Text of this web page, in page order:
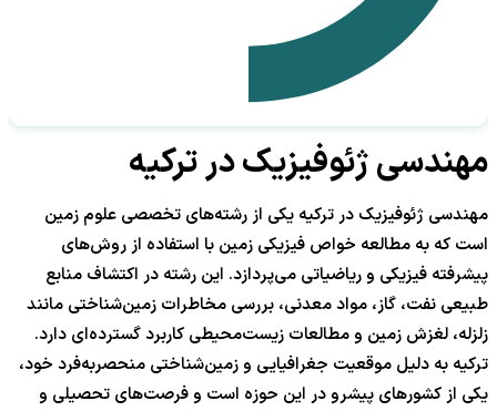
مهندسی ژئوفیزیک در ترکیه
مهندسی ژئوفیزیک در ترکیه یکی از رشته‌های تخصصی علوم زمین
است که به مطالعه خواص فیزیکی زمین با استفاده از روش‌های
پیشرفته فیزیکی و ریاضیاتی می‌پردازد. این رشته در اکتشاف منابع
طبیعی نفت، گاز، مواد معدنی، بررسی مخاطرات زمین‌شناختی مانند
زلزله، لغزش زمین و مطالعات زیست‌محیطی کاربرد گسترده‌ای دارد.
ترکیه به دلیل موقعیت جغرافیایی و زمین‌شناختی منحصربه‌فرد خود،
یکی از کشورهای پیشرو در این حوزه است و فرصت‌های تحصیلی و